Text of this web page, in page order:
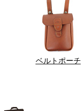
ベルトポーチ